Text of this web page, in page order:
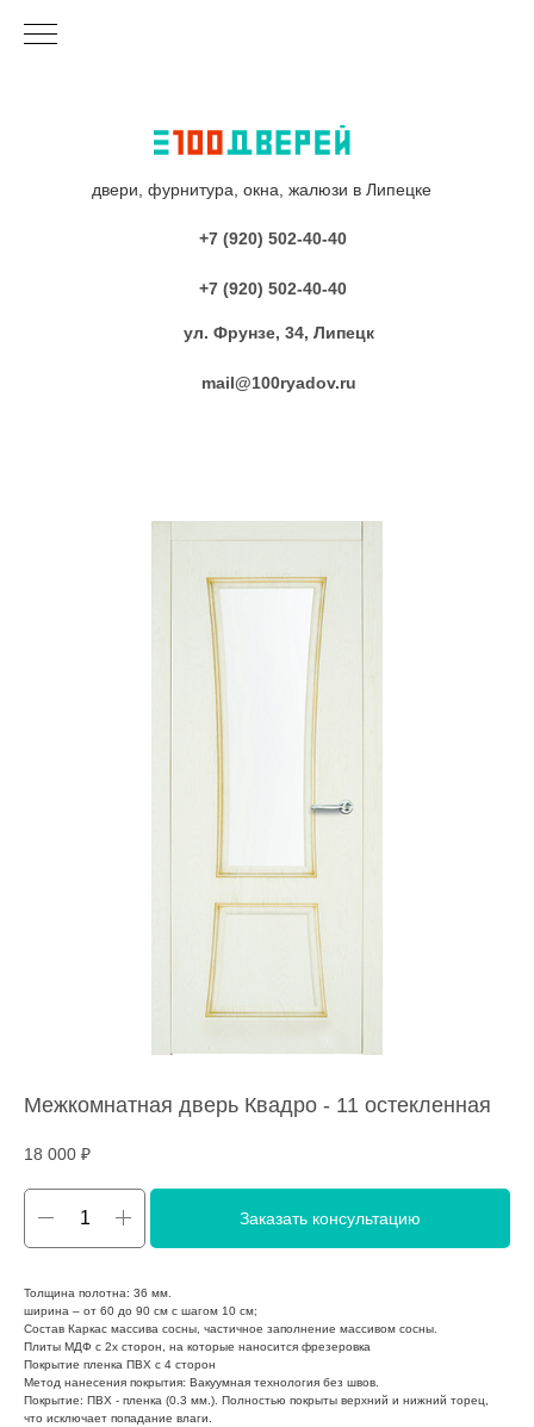
двери, фурнитура, окна, жалюзи в Липецке
+7 (920) 502-40-40
+7 (920) 502-40-40
ул. Фрунзе, 34, Липецк
mail@100ryadov.ru
Межкомнатная дверь Квадро - 11 остекленная
18 000 ₽
Заказать консультацию
Толщина полотна: 36 мм.
ширина – от 60 до 90 см с шагом 10 см;
Состав Каркас массива сосны, частичное заполнение массивом сосны.
Плиты МДФ с 2х сторон, на которые наносится фрезеровка
Покрытие пленка ПВХ с 4 сторон
Метод нанесения покрытия: Вакуумная технология без швов.
Покрытие: ПВХ - пленка (0.3 мм.). Полностью покрыты верхний и нижний торец,
что исключает попадание влаги.